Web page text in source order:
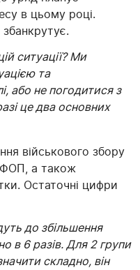
в цьому році.
ситуації? Ми
та
або не погодитися з
це два основних
військового збору
ФОП, а також
Остаточні цифри
до збільшення
в 6 разів. Для 2 групи
складно, він